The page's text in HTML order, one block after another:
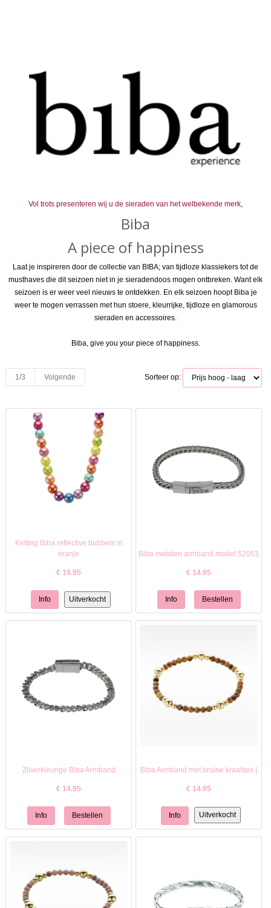
Vol trots presenteren wij u de sieraden van het welbekende merk,
Biba
A piece of happiness
Laat je inspireren door de collectie van BIBA; van tijdloze klassiekers tot de
musthaves die dit seizoen niet in je sieradendoos mogen ontbreken. Want elk
seizoen is er weer veel nieuws te ontdekken. En elk seizoen hoopt Biba je
weer te mogen verrassen met hun stoere, kleurrijke, tijdloze en glamorous
sieraden en accessoires.
Biba, give you your piece of happiness.
Sorteer op:
1/3 Volgende
Ketting Biba reflective bubbels in
oranje
€ 19.95
Biba metalen armband model 52053
€ 14.95
Zilverkleurige Biba Armband
€ 14.95
Biba Armband met bruine kraaltjes |
€ 14.95